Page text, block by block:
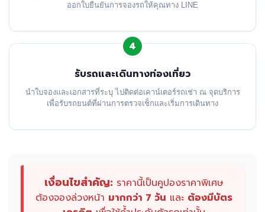
ออกใบยืนยันการจองรถให้คุณทาง LINE
4
รับรถและเดินทางท่องเที่ยว
นำใบจองและเอกสารที่ระบุ ไปติดต่อเคาน์เตอร์รถเช่า ณ จุดบริการ
เพื่อรับรถยนต์ที่ผ่านการตรวจเช็กและเริ่มการเดินทาง
เงื่อนไขสำคัญ: ราคานี้เป็นคูปองราคาพิเศษ
ต้องจองล่วงหน้า มากกว่า 7 วัน และ ต้องมีบัตร